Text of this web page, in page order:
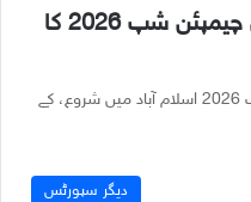
ساوتھ ایشین جونیئر بیڈمنٹن چیمپئن شپ 2026 کا
ساوتھ ایشین جونیئر بیڈمنٹن چیمپئن شپ 2026 اسلام آباد میں شروع، کے
دیگر سپورٹس